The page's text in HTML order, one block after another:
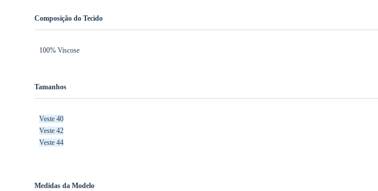
Composição do Tecido
100% Viscose
Tamanhos
Veste 40
Veste 42
Veste 44
Medidas da Modelo